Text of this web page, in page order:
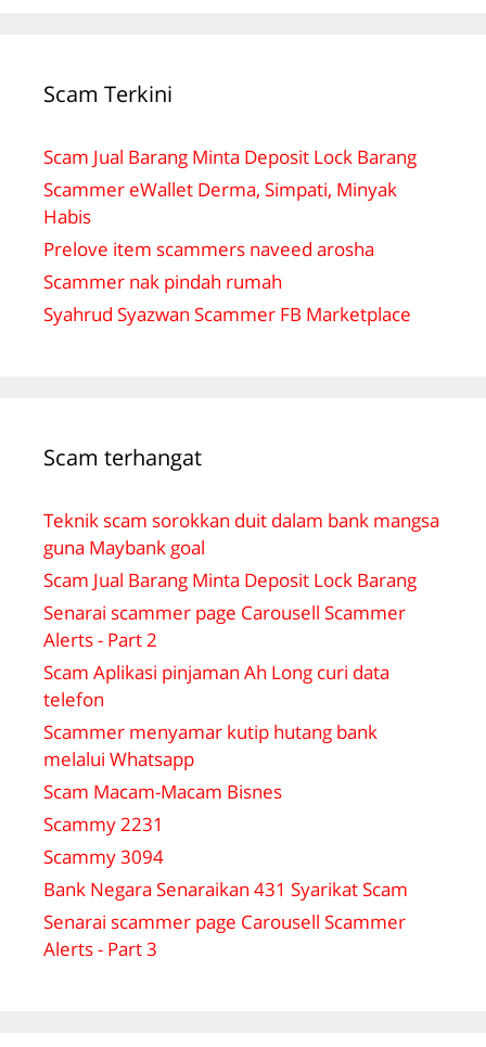
Scam Terkini
Scam Jual Barang Minta Deposit Lock Barang
Scammer eWallet Derma, Simpati, Minyak
Habis
Prelove item scammers naveed arosha
Scammer nak pindah rumah
Syahrud Syazwan Scammer FB Marketplace
Scam terhangat
Teknik scam sorokkan duit dalam bank mangsa
guna Maybank goal
Scam Jual Barang Minta Deposit Lock Barang
Senarai scammer page Carousell Scammer
Alerts - Part 2
Scam Aplikasi pinjaman Ah Long curi data
telefon
Scammer menyamar kutip hutang bank
melalui Whatsapp
Scam Macam-Macam Bisnes
Scammy 2231
Scammy 3094
Bank Negara Senaraikan 431 Syarikat Scam
Senarai scammer page Carousell Scammer
Alerts - Part 3